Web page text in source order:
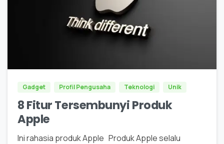
Gadget Profil Pengusaha Teknologi Unik
8 Fitur Tersembunyi Produk
Apple
Ini rahasia produk Apple Produk Apple selalu